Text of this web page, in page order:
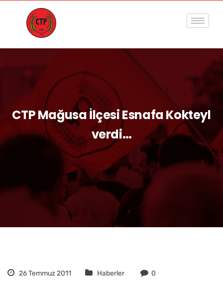
CTP Mağusa İlçesi Esnafa Kokteyl
verdi…
26 Temmuz 2011 Haberler 0